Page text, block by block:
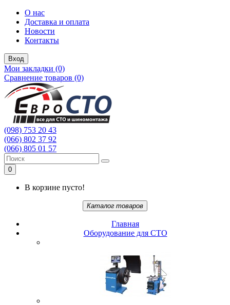
О нас
Доставка и оплата
Новости
Контакты
Вход
Мои закладки (0)
Сравнение товаров (0)
(098) 753 20 43
(066) 802 37 92
(066) 805 01 57
0
В корзине пусто!
Каталог товаров
Главная
Oбopудoвaниe для CTO